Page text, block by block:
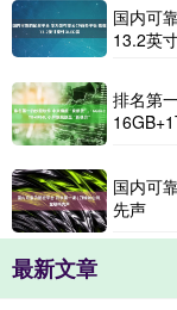
国内可
13.2英
排名第
国内可
先声
最新文章